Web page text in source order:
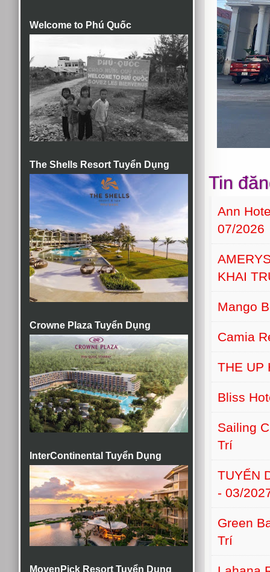
Welcome to Phú Quốc
The Shells Resort Tuyển Dụng
Crowne Plaza Tuyển Dụng
InterContinental Tuyển Dụng
MovenPick Resort Tuyển Dụng
Tin
Ann
07/2026
KHAI
Mango
Camia
THE UP
Bliss
Sailing
Trí
TUYỂN
- 03/
Green
Trí